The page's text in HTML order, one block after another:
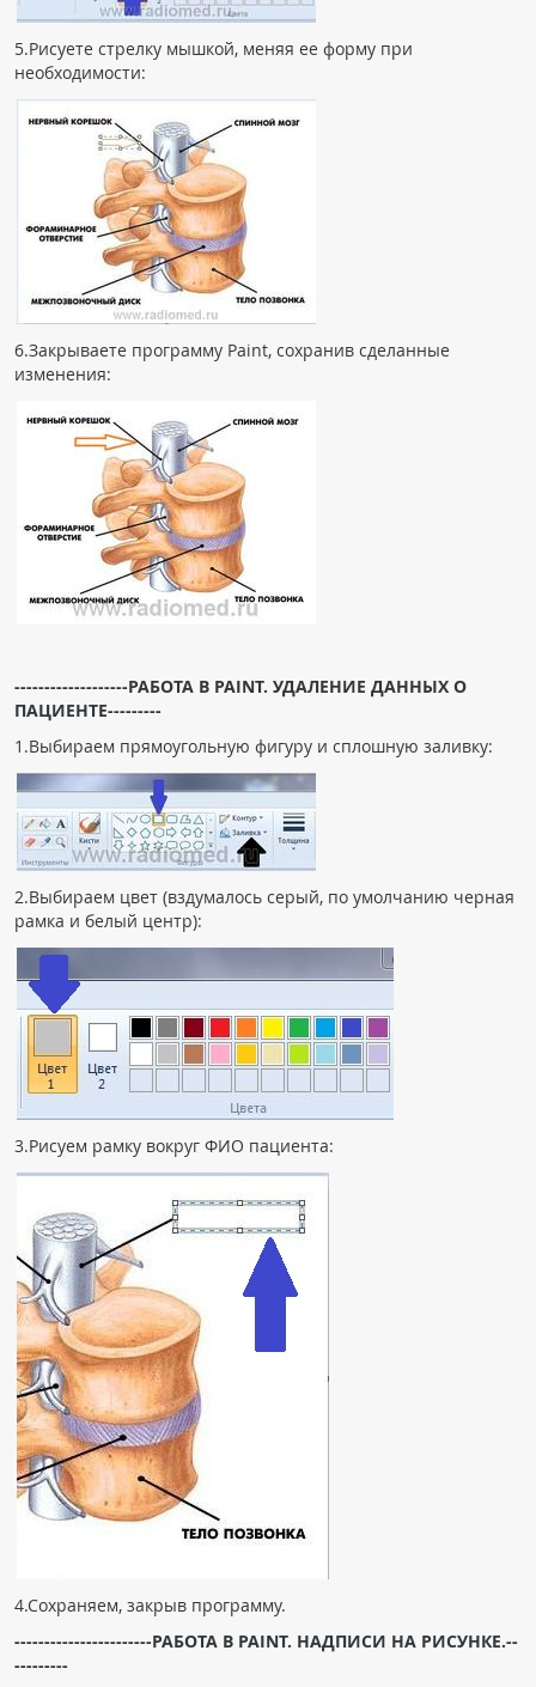
5.Рисуете стрелку мышкой, меняя ее форму при
необходимости:
6.Закрываете программу Paint, сохранив сделанные
изменения:
-------------------РАБОТА В PAINT. УДАЛЕНИЕ ДАННЫХ О
ПАЦИЕНТЕ---------
1.Выбираем прямоугольную фигуру и сплошную заливку:
2.Выбираем цвет (вздумалось серый, по умолчанию черная
рамка и белый центр):
3.Рисуем рамку вокруг ФИО пациента:
4.Сохраняем, закрыв программу.
-----------------------РАБОТА В PAINT. НАДПИСИ НА РИСУНКЕ.--
---------